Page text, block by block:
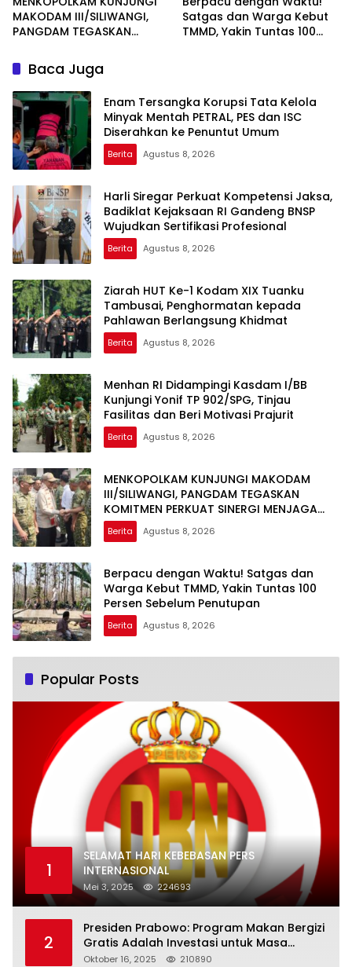
MAKODAM III/SILIWANGI,
PANGDAM TEGASKAN
MENJAGA STABILITAS
NASIONAL
Satgas dan Warga Kebut
TMMD, Yakin Tuntas 100
Baca Juga
Enam Tersangka Korupsi Tata Kelola
Minyak Mentah PETRAL, PES dan ISC
Diserahkan ke Penuntut Umum
Berita Agustus 8, 2026
Harli Siregar Perkuat Kompetensi Jaksa,
Badiklat Kejaksaan RI Gandeng BNSP
Wujudkan Sertifikasi Profesional
Berita Agustus 8, 2026
Ziarah HUT Ke-1 Kodam XIX Tuanku
Tambusai, Penghormatan kepada
Pahlawan Berlangsung Khidmat
Berita Agustus 8, 2026
Menhan RI Didampingi Kasdam I/BB
Kunjungi Yonif TP 902/SPG, Tinjau
Fasilitas dan Beri Motivasi Prajurit
Berita Agustus 8, 2026
MENKOPOLKAM KUNJUNGI MAKODAM
III/SILIWANGI, PANGDAM TEGASKAN
KOMITMEN PERKUAT SINERGI MENJAGA
STABILITAS NASIONAL
Berita Agustus 8, 2026
Berpacu dengan Waktu! Satgas dan
Warga Kebut TMMD, Yakin Tuntas 100
Persen Sebelum Penutupan
Berita Agustus 8, 2026
Popular Posts
1
SELAMAT HARI KEBEBASAN PERS
INTERNASIONAL
Mei 3, 2025 224693
2
Presiden Prabowo: Program Makan Bergizi
Gratis Adalah Investasi untuk Masa
Depan Bangsa
Oktober 16, 2025 210890